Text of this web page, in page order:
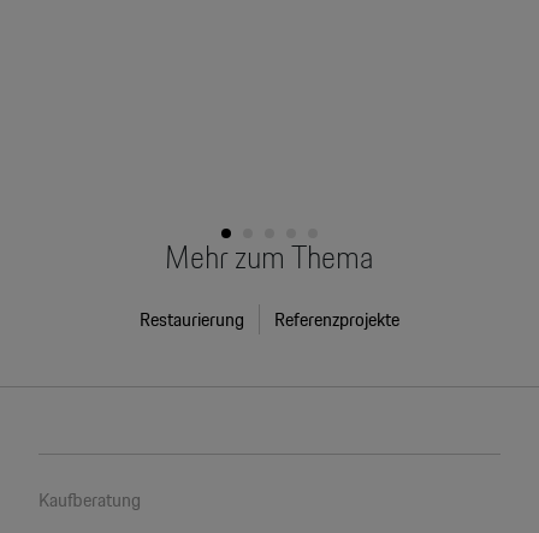
Mehr zum Thema
Restaurierung Referenzprojekte
Kaufberatung